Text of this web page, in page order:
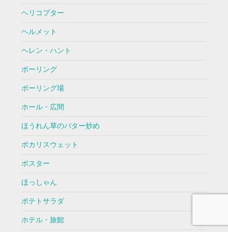
ヘリコプター
ヘルメット
ヘレン・ハント
ボーリング
ボーリング場
ホール・広間
ほうれん草のバター炒め
ポカリスウェット
ポスター
ほっしゃん
ポテトサラダ
ホテル・旅館